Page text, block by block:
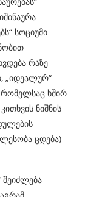
სოციუმი
რაზე
„იდეალურ“
რომელსაც ხშირ
ნიშნის
ცდება)
შეიძლება